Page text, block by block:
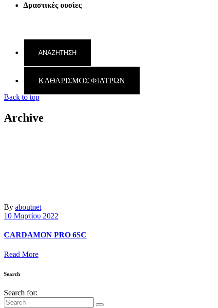
Δραστικές ουσίες
ΚΑΘΑΡΙΣΜΟΣ ΦΙΛΤΡΩΝ
Back to top
Archive
By aboutnet
10 Μαρτίου 2022
CARDAMON PRO 6SC
Read More
Search
Search for: